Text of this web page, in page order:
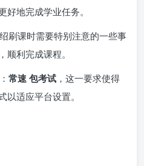
地完成学业任务。
刷课时需要特别注意的一些事
利完成课程。
常速 包考试 ，这一要求使得
适应平台设置。